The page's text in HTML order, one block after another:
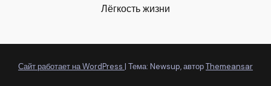
Лёгкость жизни
Сайт работает на WordPress | Тема: Newsup, авторThemeansar